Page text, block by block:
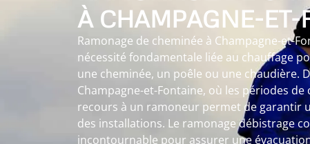
À CHAMPAGNE-
Ramonage de cheminée à Champagne-et-
nécessité fondamentale liée au chauffage
une cheminée, un poêle ou une chaudière.
Champagne-et-Fontaine, où les périodes
recours à un ramoneur permet de garantir
des installations. Le ramonage débistrage
incontournable pour assurer une